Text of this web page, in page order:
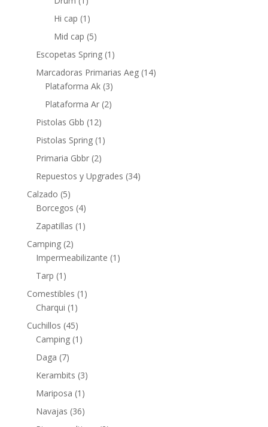
Hi cap (1)
Mid cap (5)
Escopetas Spring (1)
Marcadoras Primarias Aeg (14)
Plataforma Ak (3)
Plataforma Ar (2)
Pistolas Gbb (12)
Pistolas Spring (1)
Primaria Gbbr (2)
Repuestos y Upgrades (34)
Calzado (5)
Borcegos (4)
Zapatillas (1)
Camping (2)
Impermeabilizante (1)
Tarp (1)
Comestibles (1)
Charqui (1)
Cuchillos (45)
Camping (1)
Daga (7)
Kerambits (3)
Mariposa (1)
Navajas (36)